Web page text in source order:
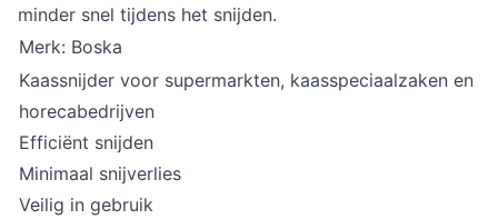
minder snel tijdens het snijden.
Merk: Boska
Kaassnijder voor supermarkten, kaasspeciaalzaken en
horecabedrijven
Efficiënt snijden
Minimaal snijverlies
Veilig in gebruik